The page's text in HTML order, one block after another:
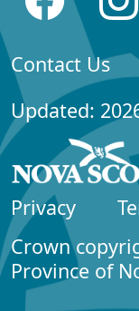
Contact Us
Updated:
Privacy
Crown
Province of